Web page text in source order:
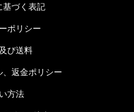
基づく表記
ポリシー
び送料
返金ポリシー
方法